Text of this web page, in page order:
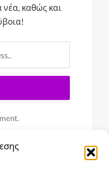
νέα, καθώς και